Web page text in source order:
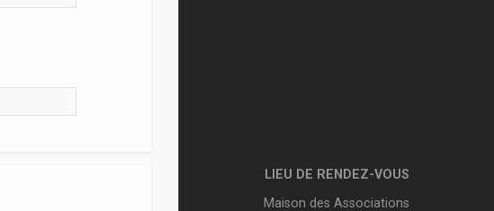
LIEU DE RENDEZ-VOUS
Maison des Associations